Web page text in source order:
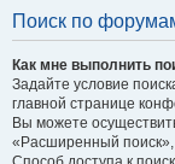
Поиск по
Как мне выполнить
Задайте условие
главной странице
Вы можете
«Расширенный поиск»,